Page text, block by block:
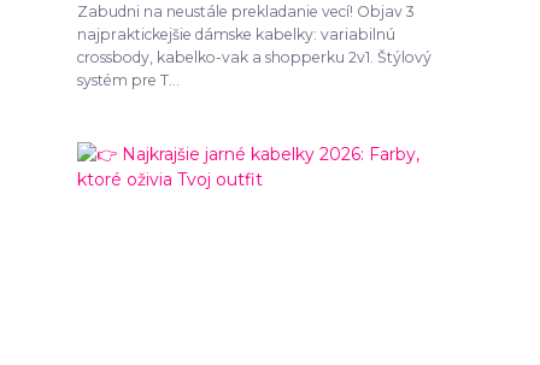
Zabudni na neustále prekladanie vecí! Objav 3
najpraktickejšie dámske kabelky: variabilnú
crossbody, kabelko-vak a shopperku 2v1. Štýlový
systém pre T...